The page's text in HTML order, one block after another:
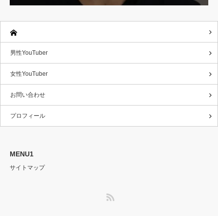
男性YouTuber
女性YouTuber
お問い合わせ
プロフィール
MENU1
サイトマップ